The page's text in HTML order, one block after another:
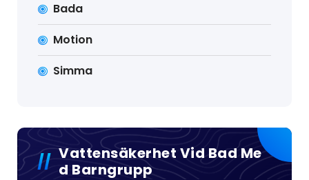
Bada
Motion
Simma
Vattensäkerhet Vid Bad Me
D Barngrupp